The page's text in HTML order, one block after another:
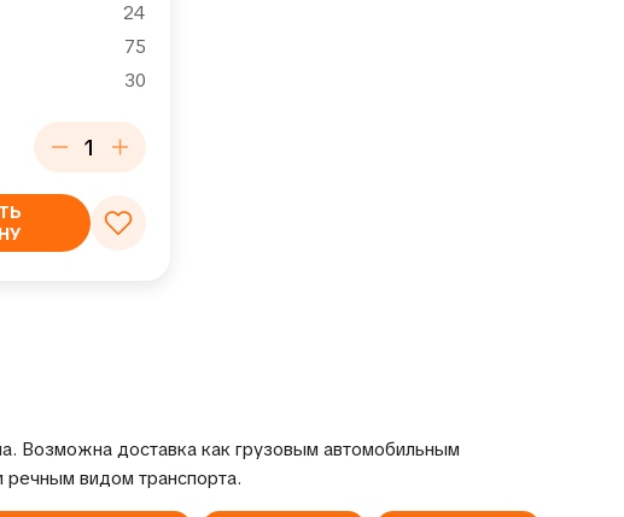
24
75
30
Возможна доставка как грузовым автомобильным
видом транспорта.